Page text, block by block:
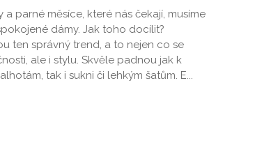
a parné měsíce, které nás čekají, musíme
dámy. Jak toho docílit?
ten správný trend, a to nejen co se
ale i stylu. Skvěle padnou jak k
tak i sukni či lehkým šatům. E...